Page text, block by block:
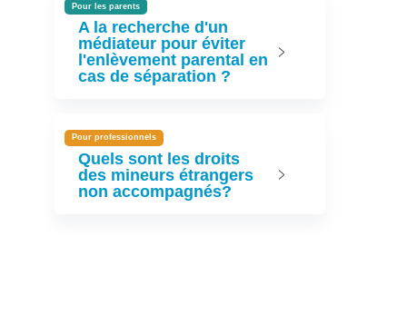
Pour les parents
A la recherche d'un
médiateur pour éviter
l'enlèvement parental en
cas de séparation ?
Pour professionnels
Quels sont les droits
des mineurs étrangers
non accompagnés?